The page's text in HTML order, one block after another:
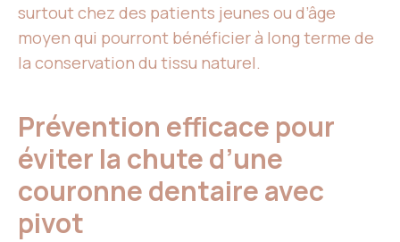
surtout chez des patients jeunes ou d’âge
moyen qui pourront bénéficier à long terme de
la conservation du tissu naturel.
Prévention efficace pour
éviter la chute d’une
couronne dentaire avec
pivot